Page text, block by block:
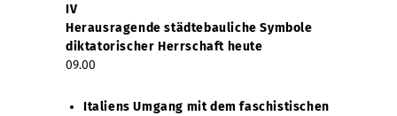
IV
Herausragende städtebauliche Symbole
diktatorischer Herrschaft heute
09.00
Italiens Umgang mit dem faschistischen